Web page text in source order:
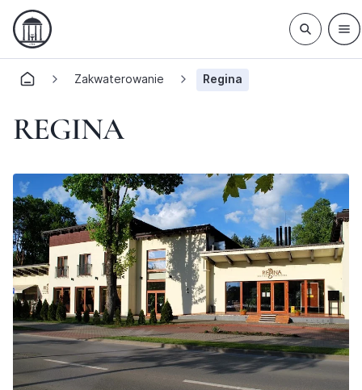
Zakwaterowanie Regina
REGINA